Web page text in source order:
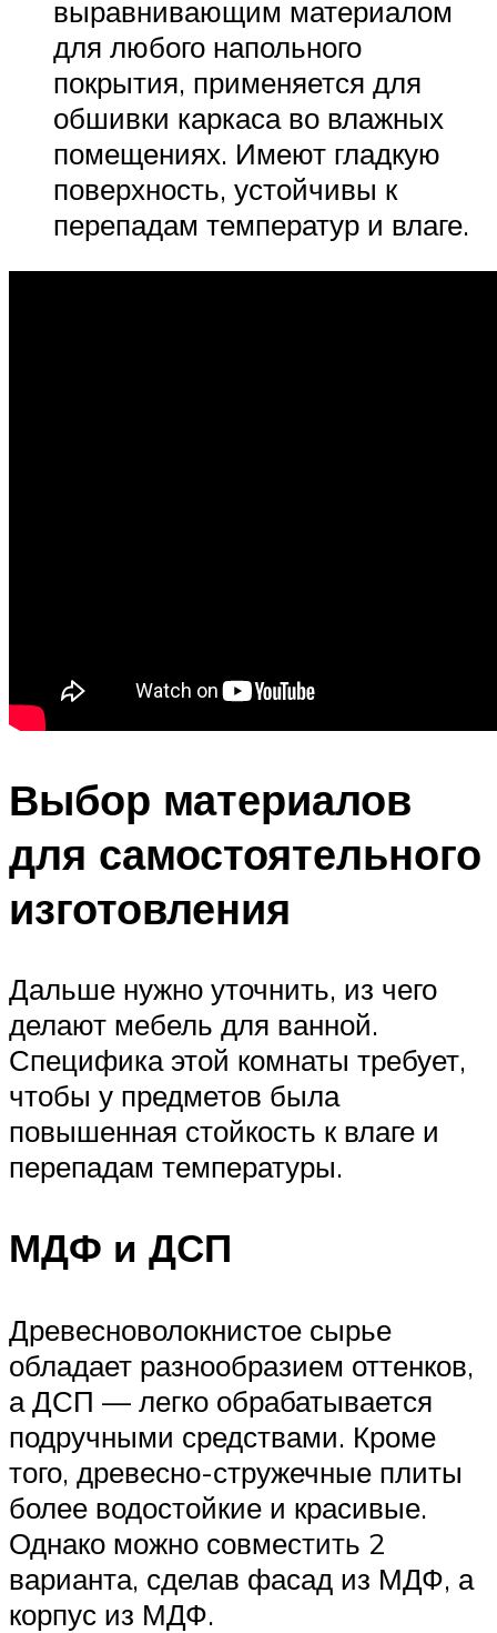
выравнивающим материалом
для любого напольного
покрытия, применяется для
обшивки каркаса во влажных
помещениях. Имеют гладкую
поверхность, устойчивы к
перепадам температур и влаге.
Выбор материалов
для самостоятельного
изготовления
Дальше нужно уточнить, из чего
делают мебель для ванной.
Специфика этой комнаты требует,
чтобы у предметов была
повышенная стойкость к влаге и
перепадам температуры.
МДФ и ДСП
Древесноволокнистое сырье
обладает разнообразием оттенков,
а ДСП — легко обрабатывается
подручными средствами. Кроме
того, древесно-стружечные плиты
более водостойкие и красивые.
Однако можно совместить 2
варианта, сделав фасад из МДФ, а
корпус из МДФ.